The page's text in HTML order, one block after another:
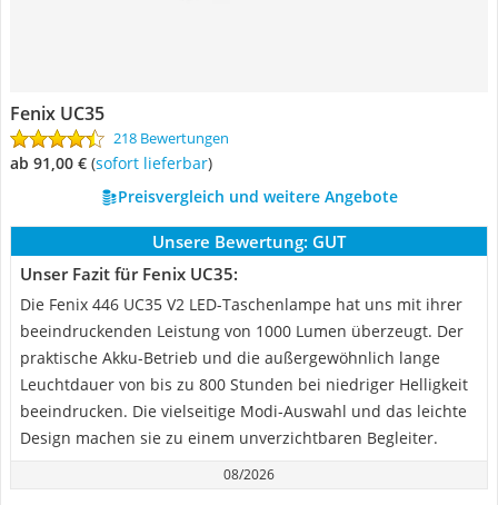
Fenix UC35
218 Bewertungen
ab 91,00 € ( Sofort lieferbar)
Preisvergleich und weitere Angebote
Unsere Bewertung: GUT
Unser Fazit für Fenix UC35:
Die Fenix 446 UC35 V2 LED-Taschenlampe hat uns mit ihrer
beeindruckenden Leistung von 1000 Lumen überzeugt. Der
praktische Akku-Betrieb und die außergewöhnlich lange
Leuchtdauer von bis zu 800 Stunden bei niedriger Helligkeit
beeindrucken. Die vielseitige Modi-Auswahl und das leichte
Design machen sie zu einem unverzichtbaren Begleiter.
08/2026